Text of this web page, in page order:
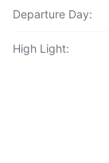
Departure Day:
High Light: